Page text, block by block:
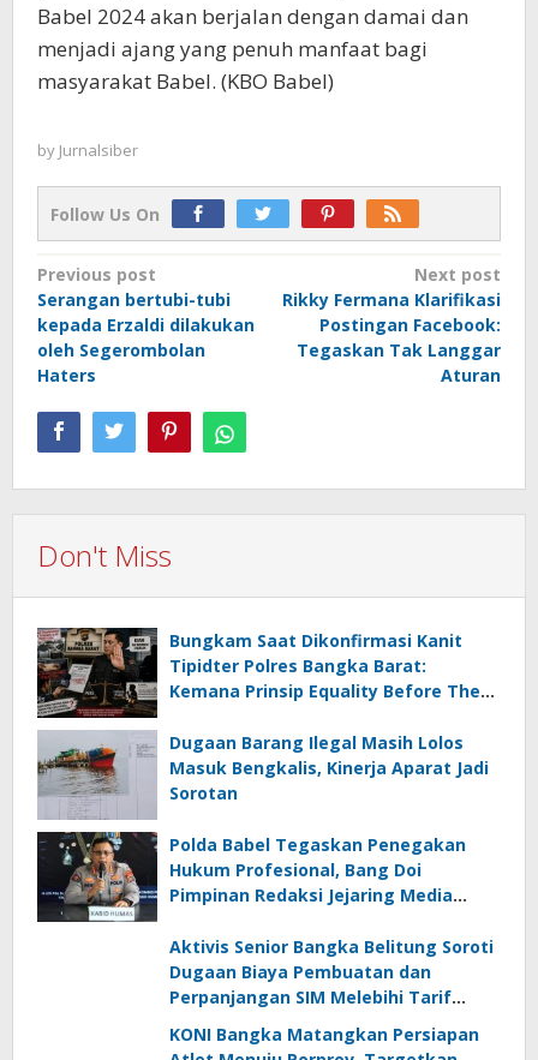
Babel 2024 akan berjalan dengan damai dan
menjadi ajang yang penuh manfaat bagi
masyarakat Babel. (KBO Babel)
by Jurnalsiber
Follow Us On
Post
navigation
Previous post
Serangan bertubi-tubi
kepada Erzaldi dilakukan
oleh Segerombolan
Haters
Next post
Rikky Fermana Klarifikasi
Postingan Facebook:
Tegaskan Tak Langgar
Aturan
Don't Miss
Bungkam Saat Dikonfirmasi Kanit
Tipidter Polres Bangka Barat:
Kemana Prinsip Equality Before The
Dugaan Barang Ilegal Masih Lolos
Masuk Bengkalis, Kinerja Aparat Jadi
Sorotan
Polda Babel Tegaskan Penegakan
Hukum Profesional, Bang Doi
Pimpinan Redaksi Jejaring Media
Panggilan
Aktivis Senior Bangka Belitung Soroti
Dugaan Biaya Pembuatan dan
Perpanjangan SIM Melebihi Tarif
Resmi, Kapolres Bangka Beri
Tanggapan
KONI Bangka Matangkan Persiapan